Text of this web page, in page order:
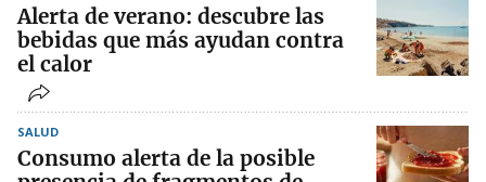
Alerta de verano: descubre las
bebidas que más ayudan contra
el calor
SALUD
Consumo alerta de la posible